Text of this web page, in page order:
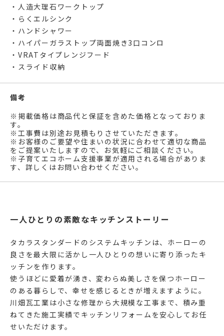
・人造大理石ワークトップ
・らくエルシンク
・ハンドシャワー
・ハイパーガラストップ両面焼き3口コンロ
・VRATタイプレンジフード
・スライド収納
備考
※掲載価格は商品代と保証を含めた価格となっておりま
す。
※工事費は別途お見積もりさせていただきます。
※お客様のご要望や住まいの状況に合わせて適切な商品
をご提案いたしますので、お気軽にご相談ください。
※子育てエコホーム支援事業が適用される場合がありま
す、詳しくはお問い合わせください。
一人ひとりの素敵なキッチンストーリー
タカラスタンダードのシステムキッチンは、ホーローの
良さを最大限に活かし一人ひとりの想いに寄り添ったキ
ッチンを作ります。
使うほどに愛着が湧き、変わらぬ美しさを保つホーロー
のある暮らしで、幸せを感じるときが増えますように。
川畑瓦工業は小さな修理から大規模な工事まで、積み重
ねてきた施工実績でキッチンリフォームを安心してお任
せいただけます。